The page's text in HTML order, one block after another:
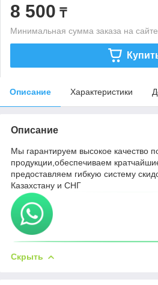
8 500 ₸
Минимальная сумма заказа на
Описание Характеристики
Описание
Мы гарантируем высокое качество
продукции,обеспечиваем
предоставляем гибкую систему
Казахстану и СНГ
Скрыть